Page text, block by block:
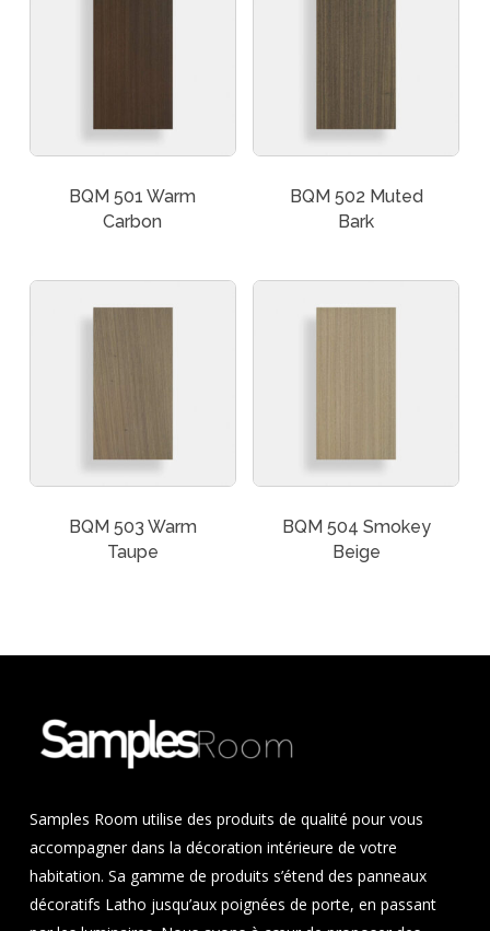
BQM 501 Warm
Carbon
BQM 502 Muted
Bark
BQM 503 Warm
Taupe
BQM 504 Smokey
Beige
Samples Room utilise des produits de qualité pour vous
accompagner dans la décoration intérieure de votre
habitation. Sa gamme de produits s’étend des panneaux
décoratifs Latho jusqu’aux poignées de porte, en passant